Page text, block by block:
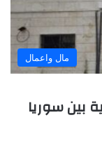
مال واعمال
بين سوريا